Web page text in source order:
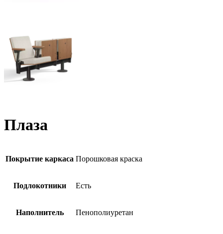
Плаза
Покрытие каркаса Порошковая краска
Подлокотники Есть
Наполнитель Пенополиуретан